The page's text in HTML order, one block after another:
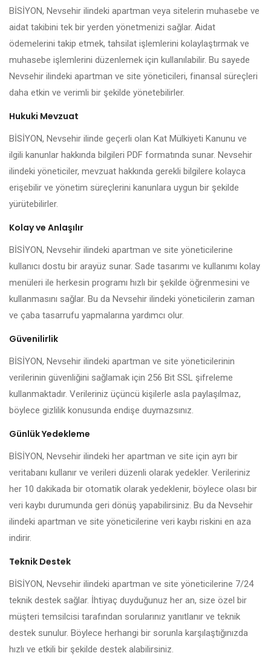
BİSİYON, Nevsehir ilindeki apartman veya sitelerin muhasebe ve
aidat takibini tek bir yerden yönetmenizi sağlar. Aidat
ödemelerini takip etmek, tahsilat işlemlerini kolaylaştırmak ve
muhasebe işlemlerini düzenlemek için kullanılabilir. Bu sayede
Nevsehir ilindeki apartman ve site yöneticileri, finansal süreçleri
daha etkin ve verimli bir şekilde yönetebilirler.
Hukuki Mevzuat
BİSİYON, Nevsehir ilinde geçerli olan Kat Mülkiyeti Kanunu ve
ilgili kanunlar hakkında bilgileri PDF formatında sunar. Nevsehir
ilindeki yöneticiler, mevzuat hakkında gerekli bilgilere kolayca
erişebilir ve yönetim süreçlerini kanunlara uygun bir şekilde
yürütebilirler.
Kolay ve Anlaşılır
BİSİYON, Nevsehir ilindeki apartman ve site yöneticilerine
kullanıcı dostu bir arayüz sunar. Sade tasarımı ve kullanımı kolay
menüleri ile herkesin programı hızlı bir şekilde öğrenmesini ve
kullanmasını sağlar. Bu da Nevsehir ilindeki yöneticilerin zaman
ve çaba tasarrufu yapmalarına yardımcı olur.
Güvenilirlik
BİSİYON, Nevsehir ilindeki apartman ve site yöneticilerinin
verilerinin güvenliğini sağlamak için 256 Bit SSL şifreleme
kullanmaktadır. Verileriniz üçüncü kişilerle asla paylaşılmaz,
böylece gizlilik konusunda endişe duymazsınız.
Günlük Yedekleme
BİSİYON, Nevsehir ilindeki her apartman ve site için ayrı bir
veritabanı kullanır ve verileri düzenli olarak yedekler. Verileriniz
her 10 dakikada bir otomatik olarak yedeklenir, böylece olası bir
veri kaybı durumunda geri dönüş yapabilirsiniz. Bu da Nevsehir
ilindeki apartman ve site yöneticilerine veri kaybı riskini en aza
indirir.
Teknik Destek
BİSİYON, Nevsehir ilindeki apartman ve site yöneticilerine 7/24
teknik destek sağlar. İhtiyaç duyduğunuz her an, size özel bir
müşteri temsilcisi tarafından sorularınız yanıtlanır ve teknik
destek sunulur. Böylece herhangi bir sorunla karşılaştığınızda
hızlı ve etkili bir şekilde destek alabilirsiniz.